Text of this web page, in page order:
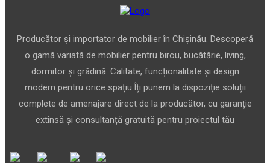
Producător și importator de mobilier în Chișinău. Descoperă
o gamă variată de mobilier pentru birou, bucătărie, living,
dormitor și grădină. Calitate, funcționalitate și design
modern pentru orice spațiu.Îți punem la dispoziție soluții
complete de amenajare direct de la producător, cu garanție
extinsă și consultanță gratuită pentru proiectul tău